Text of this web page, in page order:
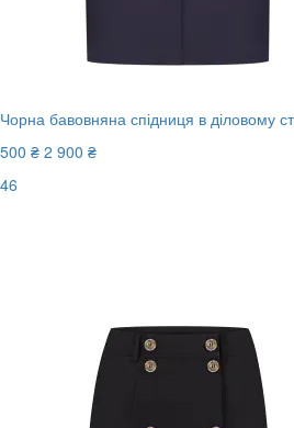
Чорна бавовняна спідниця в діловому
500 ₴ 2 900 ₴
46